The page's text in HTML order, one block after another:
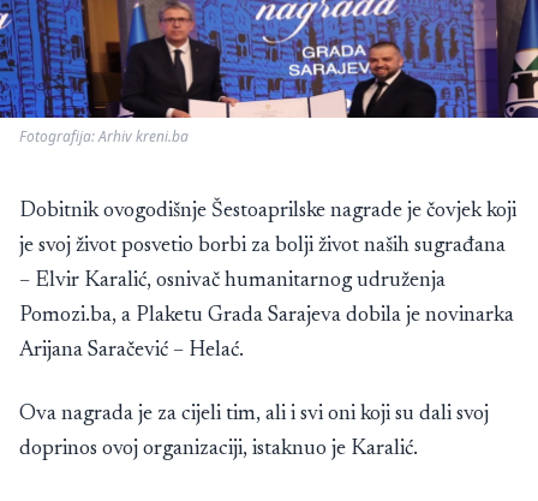
Fotografija: Arhiv kreni.ba
Dobitnik ovogodišnje Šestoaprilske nagrade je čovjek koji
je svoj život posvetio borbi za bolji život naših sugrađana
– Elvir Karalić, osnivač humanitarnog udruženja
Pomozi.ba, a Plaketu Grada Sarajeva dobila je novinarka
Arijana Saračević – Helać.
Ova nagrada je za cijeli tim, ali i svi oni koji su dali svoj
doprinos ovoj organizaciji, istaknuo je Karalić.